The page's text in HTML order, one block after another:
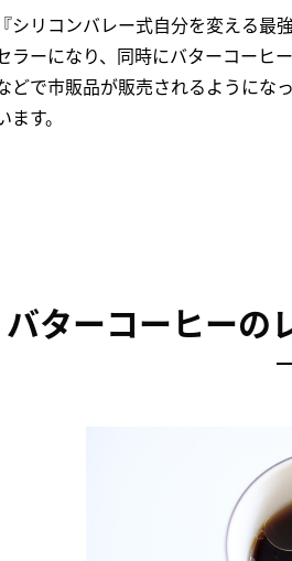
シリコンバレー式自分を変える最
ラーになり、同時にバターコーヒ
どで市販品が販売されるようにな
す。
バターコーヒーの